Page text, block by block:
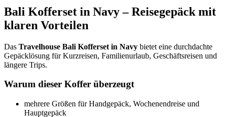
Bali Kofferset in Navy – Reisegepäck mit
klaren Vorteilen
Das Travelhouse Bali Kofferset in Navy bietet eine durchdachte
Gepäcklösung für Kurzreisen, Familienurlaub, Geschäftsreisen und
längere Trips.
Warum dieser Koffer überzeugt
mehrere Größen für Handgepäck, Wochenendreise und
Hauptgepäck